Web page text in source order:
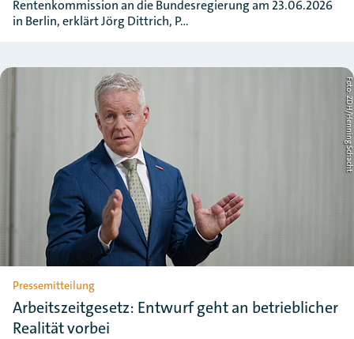
Rentenkommission an die Bundesregierung am 23.06.2026
in Berlin, erklärt Jörg Dittrich, P…
Foto: ZDH/Henning Schacht
Pressemitteilung
Arbeitszeitgesetz: Entwurf geht an betrieblicher
Realität vorbei